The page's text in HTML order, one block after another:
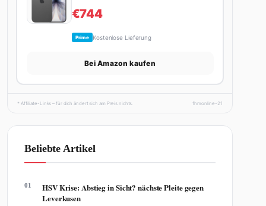
€744
Prime Kostenlose Lieferung
Bei Amazon kaufen
* Affiliate-Links – für dich ändert sich am Preis nichts. fhmonline-21
Beliebte Artikel
01
HSV Krise: Abstieg in Sicht? nächste Pleite gegen
Leverkusen